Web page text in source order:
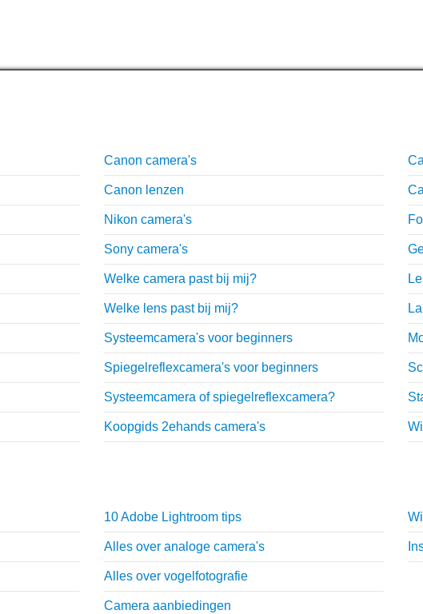
Canon camera's
Canon lenzen
Nikon camera's
Sony camera's
Welke camera past bij mij?
Welke lens past bij mij?
Systeemcamera's voor beginners
Spiegelreflexcamera's voor beginners
Systeemcamera of spiegelreflexcamera?
Koopgids 2ehands camera's
10 Adobe Lightroom tips
Alles over analoge camera's
Alles over vogelfotografie
Camera aanbiedingen